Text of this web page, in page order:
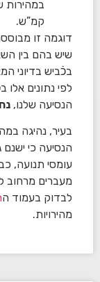
קמ”ש.
דוגמה זו
שיש בהם בין
בכֿביש בדיוני
הנסיעה שלנו,
בעיר, נהיגה
הנסיעה כי
עומסי תנועה,
מעברים מרחוב
לבדוק בעמוד ה
מהירויות.